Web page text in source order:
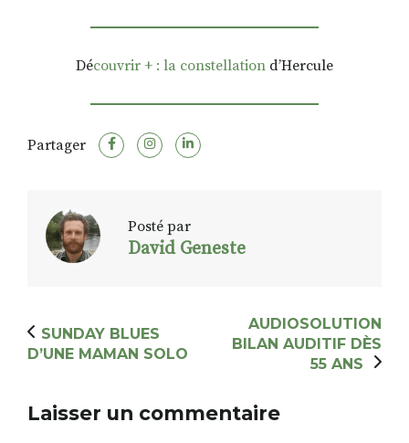
Découvrir + : la constellation d’Hercule
Partager
Posté par
David Geneste
SUNDAY BLUES
D’UNE MAMAN SOLO
AUDIOSOLUTION
BILAN AUDITIF DÈS
55 ANS
Laisser un commentaire